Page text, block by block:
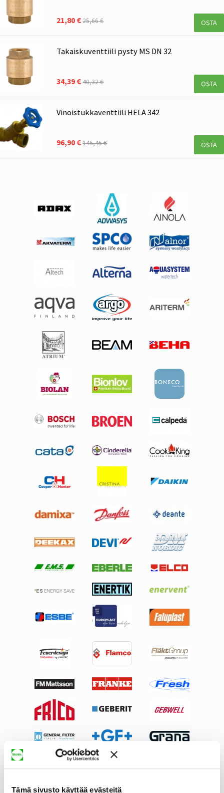
Tämä sivusto käyttää evästeitä
21,80 €25,66 € OSTA
Takaiskuventtiili pysty MS DN 32
34,39 €40,32 € OSTA
Vinoistukkaventtiili HELA 342
96,90 €145,45 € OSTA